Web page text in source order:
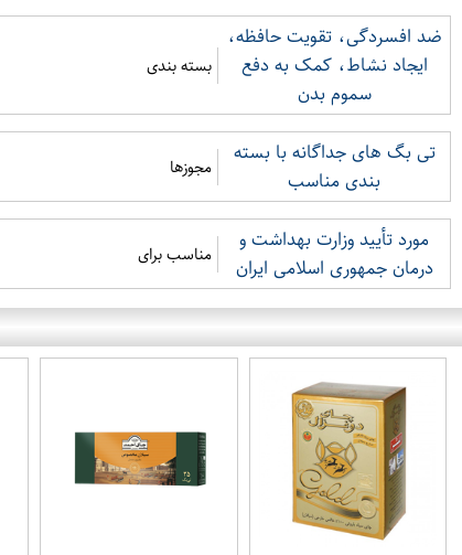
ضد افسردگی، تقویت حافظه،
ایجاد نشاط، کمک به دفع
سموم بدن
بسته بندی
تی بگ های جداگانه با بسته
بندی مناسب
مجوزها
مورد تأیید وزارت بهداشت و
درمان جمهوری اسلامی ایران
مناسب برای